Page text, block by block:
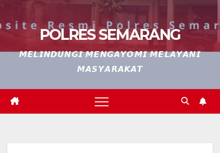
POLRES SEMARANG
𝙈𝙀𝙇𝙄𝙉𝘿𝙐𝙉𝙂𝙄 𝙈𝙀𝙉𝙂𝘼𝙔𝙊𝙈𝙄 𝙈𝙀𝙇𝘼𝙔𝘼𝙉𝙄
𝙈𝘼𝙎𝙔𝘼𝙍𝘼𝙆𝘼𝙏